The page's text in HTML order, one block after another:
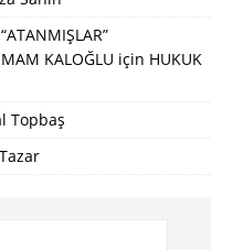
KALOĞLU için HUKUK
Topbaş